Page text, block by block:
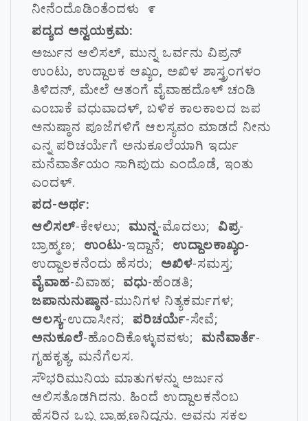
ನೀನೆಂದೊಡಿಂತೆಂದಳು ೯
ಪದ್ಯದ ಅನ್ವಯಕ್ರಮ:
ಅರ್ಜುನ ಆಲಿಸಲ್, ಮುನ್ನ ಒರ್ವನು ವಿಪ್ರನ್
ಉಂಟು, ಉದ್ದಾಲಕ ಆಖ್ಯಂ, ಅಖಿಳ ಶಾಸ್ತ್ರಂಗಳಂ
ತಿಳಿದನ್, ಮೇಲೆ ಆತಂಗೆ ವೈವಾಹದೊಳ್ ಚಂಡಿ
ಎಂಬಾಕೆ ವಧುವಾದಳ್, ಬಳಿಕ ಕಾಲಕಾಲದ ಜಪ
ಅನುಷ್ಠಾನ ಪೂಜೆಗಳಿಗೆ ಆಲಸ್ಯವಂ ಮಾಡದೆ ನೀನು
ಎನ್ನ ಪರಿಚರ್ಯೆಗೆ ಅನುಕೂಲೆಯಾಗಿ ಇರ್ದು
ಮನೆವಾರ್ತೆಯಂ ಸಾಗಿಪುದು ಎಂದೊಡೆ, ಇಂತು
ಎಂದಳ್.
ಪದ-ಅರ್ಥ:
ಆಲಿಸಲ್-ಕೇಳಲು; ಮುನ್ನ-ಮೊದಲು; ವಿಪ್ರ-
ಬ್ರಾಹ್ಮಣ; ಉಂಟು-ಇದ್ದಾನೆ; ಉದ್ದಾಲಕಾಖ್ಯಂ-
ಉದ್ದಾಲಕನೆಂದು ಹೆಸರು; ಅಖಿಳ-ಸಮಸ್ತ;
ವೈವಾಹ-ವಿವಾಹ; ವಧು-ಹೆಂಡತಿ;
ಜಪಾನುನುಷ್ಠಾನ-ಮುನಿಗಳ ನಿತ್ಯಕರ್ಮಗಳ;
ಆಲಸ್ಯ-ಉದಾಸೀನ; ಪರಿಚರ್ಯೆ-ಸೇವೆ;
ಅನುಕೂಲೆ-ಹೊಂದಿಕೊಳ್ಳುವವಳು; ಮನೆವಾರ್ತೆ-
ಗೃಹಕೃತ್ಯ, ಮನೆಗೆಲಸ.
ಸೌಭರಿಮುನಿಯ ಮಾತುಗಳನ್ನು ಅರ್ಜುನ
ಆಲಿಸತೊಡಗಿದನು. ಹಿಂದೆ ಉದ್ದಾಲಕನೆಂಬ
ಹೆಸರಿನ ಒಬ್ಬ ಬ್ರಾಹ್ಮಣನಿದ್ದನು. ಅವನು ಸಕಲ